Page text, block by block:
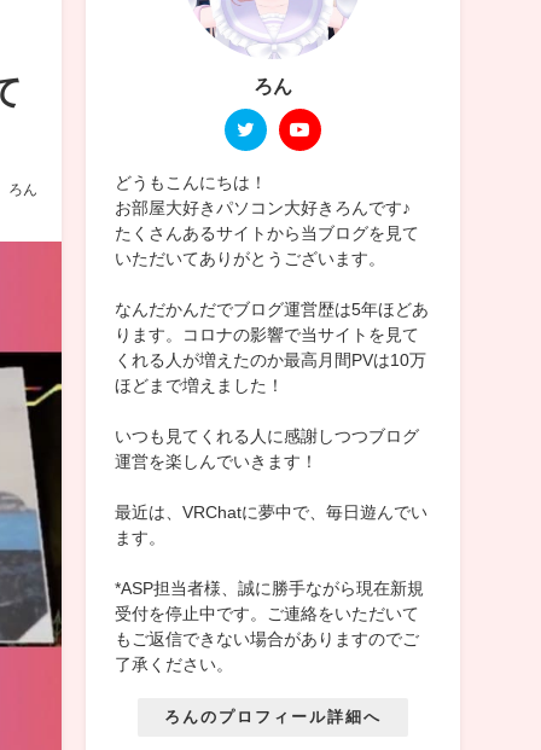
ろん
ろん
どうもこんにちは！
お部屋大好きパソコン大好きろんです♪
たくさんあるサイトから当ブログを見て
いただいてありがとうございます。
なんだかんだでブログ運営歴は5年ほどあ
ります。コロナの影響で当サイトを見て
くれる人が増えたのか最高月間PVは10万
ほどまで増えました！
いつも見てくれる人に感謝しつつブログ
運営を楽しんでいきます！
最近は、VRChatに夢中で、毎日遊んでい
ます。
*ASP担当者様、誠に勝手ながら現在新規
受付を停止中です。ご連絡をいただいて
もご返信できない場合がありますのでご
了承ください。
ろんのプロフィール詳細へ